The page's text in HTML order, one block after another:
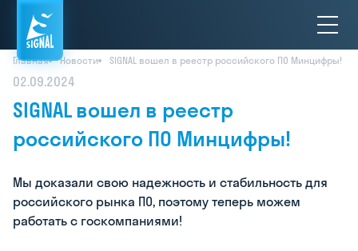
Главная Новости SIGNAL вошел в реестр российского ПО Минцифры!
02.09.2024
SIGNAL вошел в реестр
российского ПО Минцифры!
Мы доказали свою надежность и стабильность для
российского рынка ПО, поэтому теперь можем
работать с госкомпаниями!